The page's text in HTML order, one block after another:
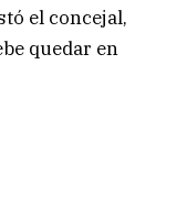
el concejal,
quedar en